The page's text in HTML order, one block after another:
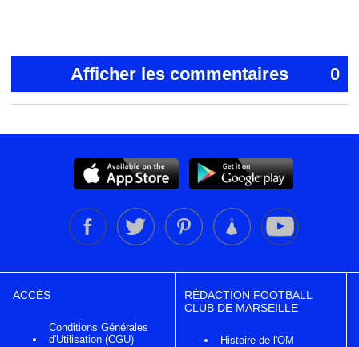
Afficher les commentaires 0
ACCÈS
Conditions Générales
d'Utilisation (CGU)
RÉDACTION FOOTBALL
CLUB DE MARSEILLE
Histoire de l'OM